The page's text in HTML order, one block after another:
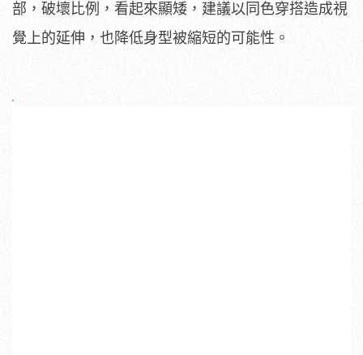
部，破壞比例，看起來顯矮，建議以同色穿搭造成視
覺上的延伸，也降低身型被縮短的可能性。